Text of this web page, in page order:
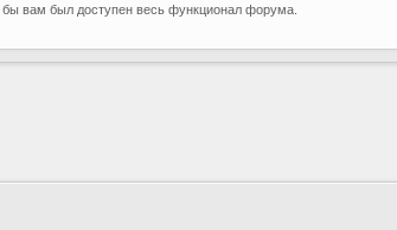
вам был доступен весь функционал форума.